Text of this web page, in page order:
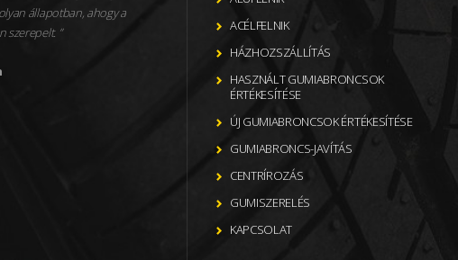
állapotban, ahogy a
szerepelt.
ACÉLFELNIK
HÁZHOZSZÁLLÍTÁS
HASZNÁLT GUMIABRONCSOK
ÉRTÉKESÍTÉSE
ÚJ GUMIABRONCSOK ÉRTÉKESÍTÉSE
GUMIABRONCS-JAVÍTÁS
CENTRÍROZÁS
GUMISZERELÉS
KAPCSOLAT